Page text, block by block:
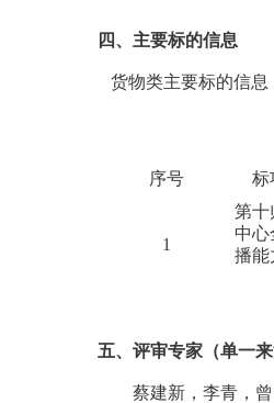
四、主要标的信息
货物类主要标的信息
序号 标
1
第十
中心
播能
五、评审专家（单一
蔡建新，李青，